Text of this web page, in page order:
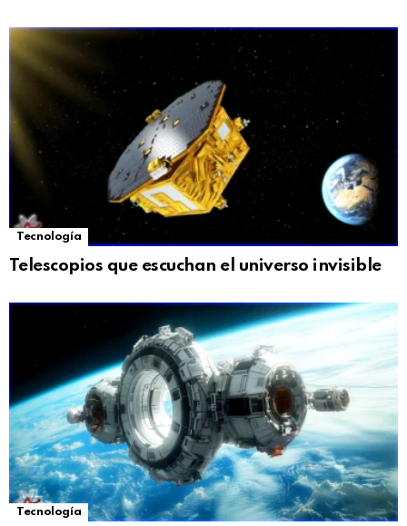
Tecnología
Telescopios que escuchan el universo invisible
Tecnología